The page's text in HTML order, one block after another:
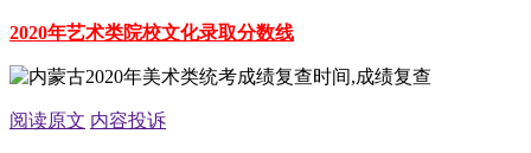
2020年艺术类院校文化录取分数线
阅读原文 内容投诉